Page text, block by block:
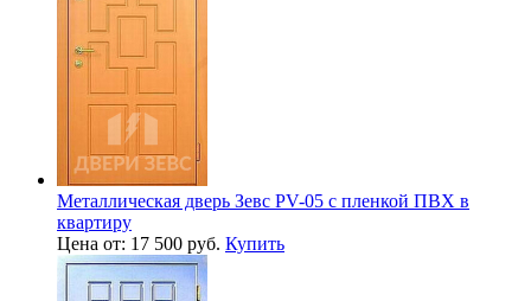
Металлическая дверь Зевс PV-05 с пленкой ПВХ в
квартиру
Цена от: 17 500 руб. Купить